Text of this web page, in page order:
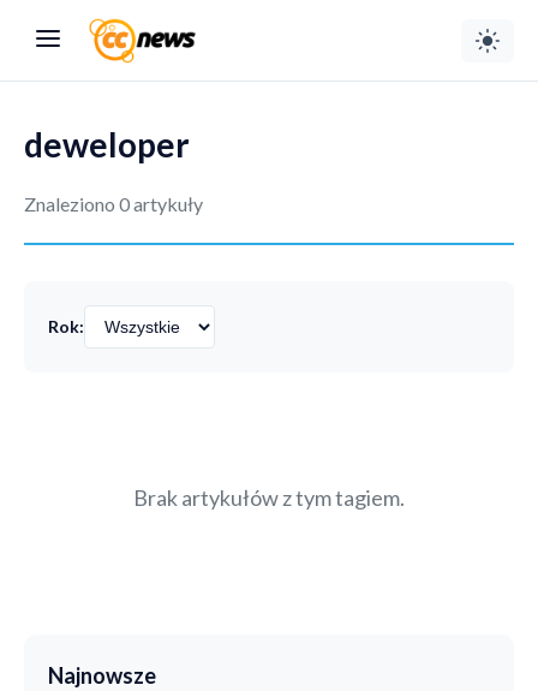
deweloper
Znaleziono 0 artykuły
Rok:
Brak artykułów z tym tagiem.
Najnowsze